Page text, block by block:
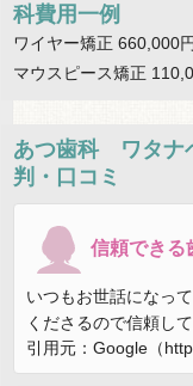
科費用一例
ワイヤー矯正 660,000円
マウスピース矯正
あつ歯科 ワタナ
判・口コミ
信頼できる
いつもお世話になっ
くださるので信頼し
引用元：Google（